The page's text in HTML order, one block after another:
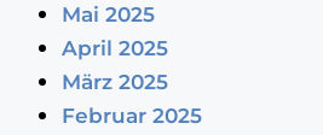
Mai 2025
April 2025
März 2025
Februar 2025